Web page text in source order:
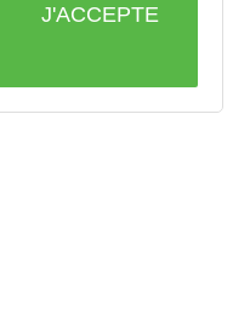
J'ACCEPTE